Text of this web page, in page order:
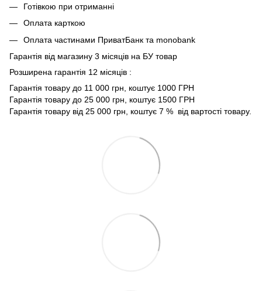
Готівкою при отриманні
Оплата карткою
Оплата частинами ПриватБанк та monobank
Гарантія від магазину 3 місяців на БУ товар
Розширена гарантія 12 місяців :
Гарантія товару до 11 000 грн, коштує 1000 ГРН
Гарантія товару до 25 000 грн, коштує 1500 ГРН
Гарантія товару від 25 000 грн, коштує 7 % від вартості товару.